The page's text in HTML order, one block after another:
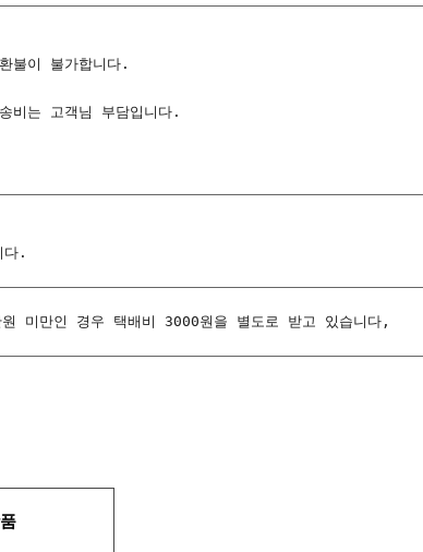
불이 불가합니다.
비는 고객님 부담입니다.
다.
미만인 경우 택배비 3000원을 별도로 받고 있습니다,